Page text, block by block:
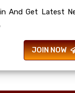
And Get Latest
JOIN NOW